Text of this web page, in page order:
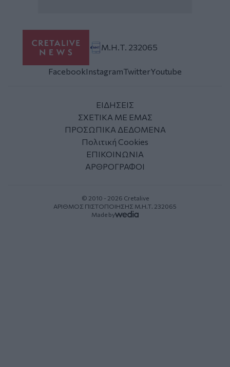
Μ.Η.Τ. 232065
FacebookInstagramTwitterYoutube
ΕΙΔΗΣΕΙΣ
ΣΧΕΤΙΚΑ ΜΕ ΕΜΑΣ
ΠΡΟΣΩΠΙΚΑ ΔΕΔΟΜΕΝΑ
Πολιτική Cookies
ΕΠΙΚΟΙΝΩΝΙΑ
ΑΡΘΡΟΓΡΑΦΟΙ
© 2010 - 2026 Cretalive
ΑΡΙΘΜΟΣ ΠΙΣΤΟΠΟΙΗΣΗΣ Μ.Η.Τ. 232065
Made by